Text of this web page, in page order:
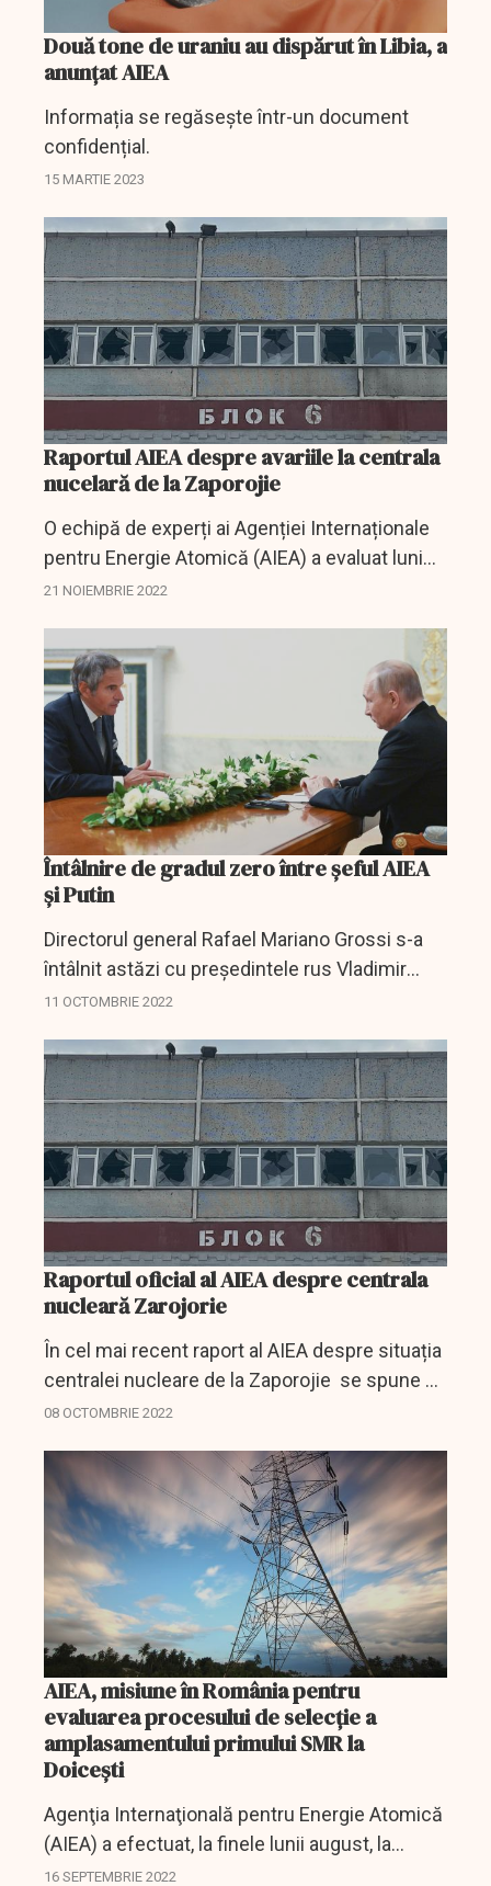
Două tone de uraniu au dispărut în Libia, a
anunțat AIEA
Informația se regăsește într-un document
confidențial.
15 MARTIE 2023
Raportul AIEA despre avariile la centrala
nucelară de la Zaporojie
O echipă de experți ai Agenției Internaționale
pentru Energie Atomică (AIEA) a evaluat luni
amploarea pagubelor provocate de
centrala nucleară Zporojie...
21 NOIEMBRIE 2022
Întâlnire de gradul zero între șeful AIEA
și Putin
Directorul general Rafael Mariano Grossi s-a
întâlnit astăzi cu președintele rus Vladimir
Putin în cadrul eforturilor AIEA de a preveni un
militar...
11 OCTOMBRIE 2022
Raportul oficial al AIEA despre centrala
nucleară Zarojorie
În cel mai recent raport al AIEA despre situația
centralei nucleare de la Zaporojie se spune că
joi a avut loc un nou bombardament care a
energie...
08 OCTOMBRIE 2022
AIEA, misiune în România pentru
evaluarea procesului de selecţie a
amplasamentului primului SMR la
Doiceşti
Agenţia Internaţională pentru Energie Atomică
(AIEA) a efectuat, la finele lunii august, la
solicitarea Nuclearelectrica, o misiune SEED
16 SEPTEMBRIE 2022